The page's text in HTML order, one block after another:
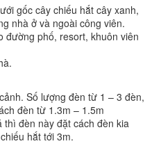
gốc cây chiếu hắt cây xanh,
nhà ở và ngoài công viên.
đường phố, resort, khuôn viên
Số lượng đèn từ 1 – 3 đèn,
đèn từ 1.3m – 1.5m
thì đèn này đặt cách đèn kia
hắt tới 3m.